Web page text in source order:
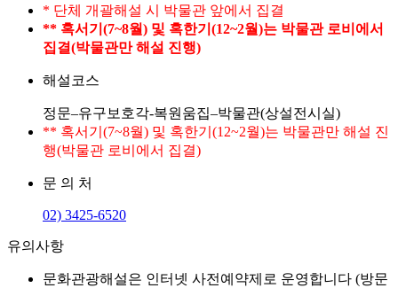
* 단체 개괄해설 시 박물관 앞에서 집결
** 혹서기(7~8월) 및 혹한기(12~2월)는 박물관 로비에서
집결(박물관만 해설 진행)
해설코스
정문–유구보호각-복원움집–박물관(상설전시실)
** 혹서기(7~8월) 및 혹한기(12~2월)는 박물관만 해설 진
행(박물관 로비에서 집결)
문 의 처
02) 3425-6520
유의사항
문화관광해설은 인터넷 사전예약제로 운영합니다 (방문